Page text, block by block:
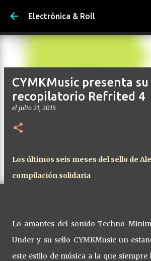
Ir al contenido principal
Electrónica & Roll
CYMKMusic presenta su
recopilatorio Refrited 4
el julio 21, 2015
Los últimos seis meses del sello de
compilación solidaria
Lo amantes del sonido Techno-
Under y su sello CYMKMusic un
este estilo de música a la que siempre